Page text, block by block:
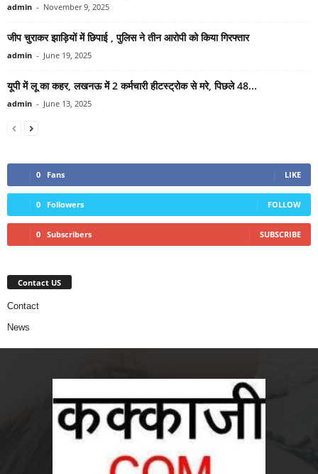
admin - November 9, 2025
जीप चुराकर झाड़ियों में छिपाई , पुलिस ने तीन आरोपी को किया गिरफ्तार
admin - June 19, 2025
यूपी में लू का कहर, लखनऊ में 2 कर्मचारी हीटस्ट्रोक से मरे, पिछले 48...
admin - June 13, 2025
0 Fans LIKE
0 Followers FOLLOW
0 Subscribers SUBSCRIBE
Contact US
Contact
News